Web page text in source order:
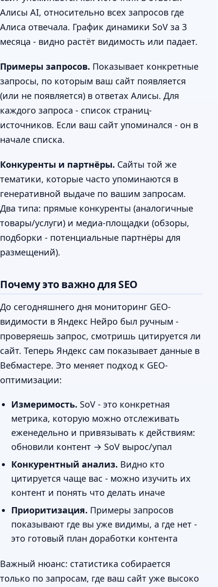
Алисы AI, относительно всех запросов где
Алиса отвечала. График динамики SoV за 3
месяца - видно растёт видимость или падает.
Примеры запросов. Показывает конкретные
запросы, по которым ваш сайт появляется
(или не появляется) в ответах Алисы. Для
каждого запроса - список страниц-
источников. Если ваш сайт упоминался - он в
начале списка.
Конкуренты и партнёры. Сайты той же
тематики, которые часто упоминаются в
генеративной выдаче по вашим запросам.
Два типа: прямые конкуренты (аналогичные
товары/услуги) и медиа-площадки (обзоры,
подборки - потенциальные партнёры для
размещений).
Почему это важно для SEO
До сегодняшнего дня мониторинг GEO-
видимости в Яндекс Нейро был ручным -
проверяешь запрос, смотришь цитируется ли
сайт. Теперь Яндекс сам показывает данные в
Вебмастере. Это меняет подход к GEO-
оптимизации:
Измеримость. SoV - это конкретная
метрика, которую можно отслеживать
еженедельно и привязывать к действиям:
обновили контент → SoV вырос/упал
Конкурентный анализ. Видно кто
цитируется чаще вас - можно изучить их
контент и понять что делать иначе
Приоритизация. Примеры запросов
показывают где вы уже видимы, а где нет -
это готовый план доработки контента
Важный нюанс: статистика собирается
только по запросам, где ваш сайт уже высоко